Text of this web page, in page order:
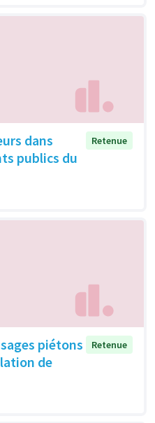
dans
publics du
Retenue
piétons
de
Retenue